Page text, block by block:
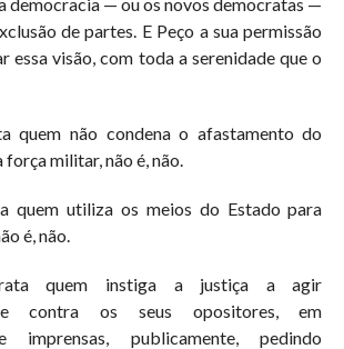
de partes. E Peço a sua permissão
essa visão, com toda a serenidade que o
quem não condena o afastamento do
militar, não é, não.
quem utiliza os meios do Estado para
é, não.
quem instiga a justiça a agir
contra os seus opositores, em
imprensas, publicamente, pedindo